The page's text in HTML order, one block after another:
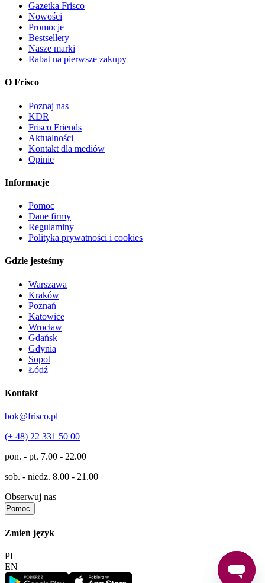
Gazetka Frisco
Nowości
Promocje
Bestsellery
Nasze marki
Rabat na pierwsze zakupy
O Frisco
Poznaj nas
KDR
Frisco Friends
Aktualności
Kontakt dla mediów
Opinie
Informacje
Pomoc
Dane firmy
Regulaminy
Polityka prywatności i cookies
Gdzie jesteśmy
Warszawa
Kraków
Poznań
Katowice
Wrocław
Gdańsk
Gdynia
Sopot
Łódź
Kontakt
bok@frisco.pl
(+ 48) 22 331 50 00
pon. - pt. 7.00 - 22.00
sob. - niedz. 8.00 - 21.00
Obserwuj nas
Pomoc
Zmień język
PL
EN